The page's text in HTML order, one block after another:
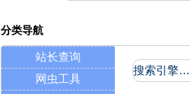
分类导航
站长查询
网虫工具
搜索引擎收录和反向链接